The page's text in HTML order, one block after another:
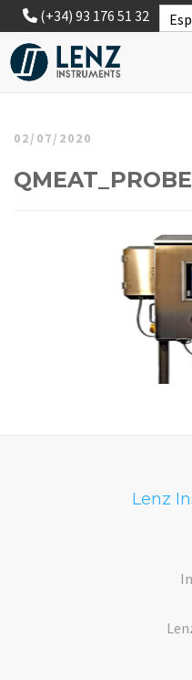
(+34) 93 176 51 32
02/07/2020
Lenz